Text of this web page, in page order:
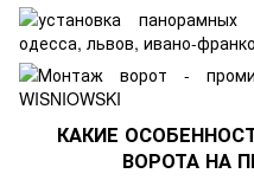
КАКИЕ
ВОРОТА НА